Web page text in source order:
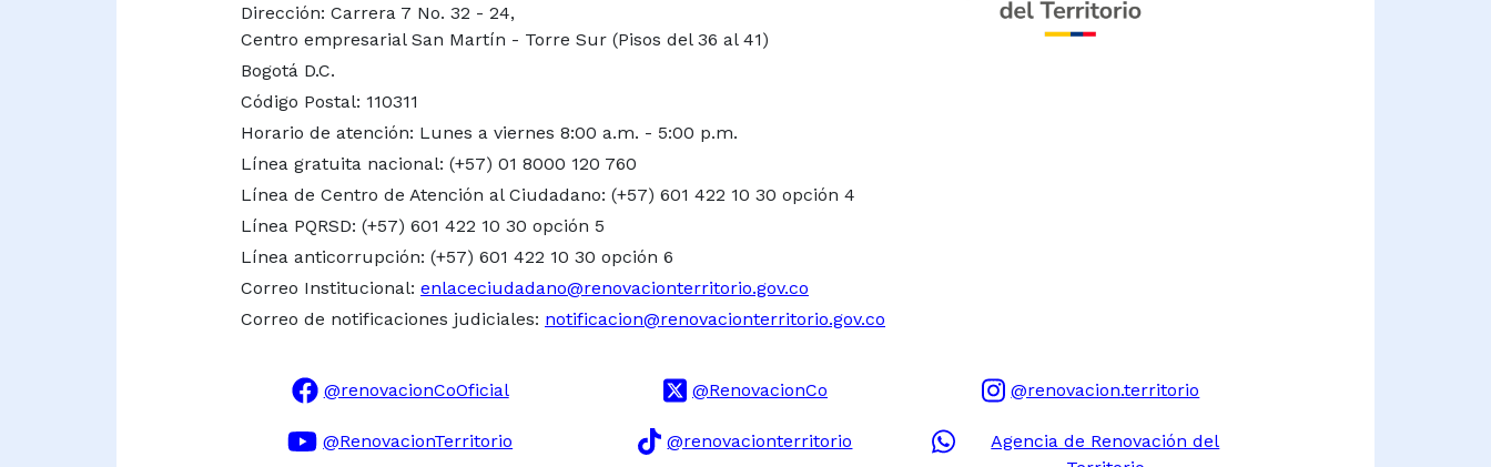
Dirección: Carrera 7 No. 32 - 24,
Centro empresarial San Martín - Torre Sur (Pisos del 36 al 41)
Bogotá D.C.
Código Postal: 110311
Horario de atención: Lunes a viernes 8:00 a.m. - 5:00 p.m.
Línea gratuita nacional: (+57) 01 8000 120 760
Línea de Centro de Atención al Ciudadano: (+57) 601 422 10 30 opción 4
Línea PQRSD: (+57) 601 422 10 30 opción 5
Línea anticorrupción: (+57) 601 422 10 30 opción 6
Correo Institucional: enlaceciudadano@renovacionterritorio.gov.co
Correo de notificaciones judiciales: notificacion@renovacionterritorio.gov.co
@renovacionCoOficial @RenovacionCo @renovacion.territorio
@RenovacionTerritorio @renovacionterritorio
Agencia de Renovación del